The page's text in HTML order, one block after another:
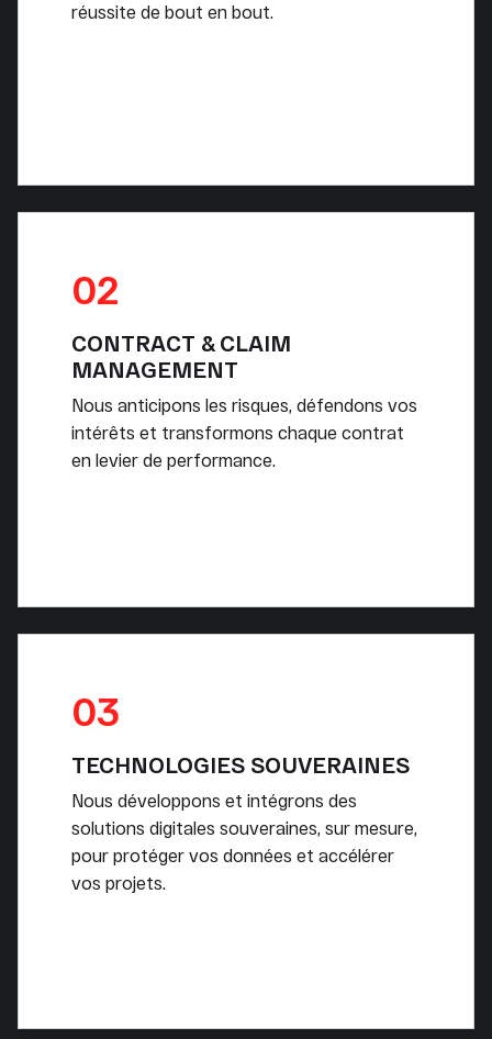
réussite de bout en bout.
02
CONTRACT & CLAIM
MANAGEMENT
Nous anticipons les risques, défendons vos
intérêts et transformons chaque contrat
en levier de performance.
03
TECHNOLOGIES SOUVERAINES
Nous développons et intégrons des
solutions digitales souveraines, sur mesure,
pour protéger vos données et accélérer
vos projets.